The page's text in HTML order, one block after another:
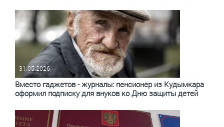
31.05.2026
Вместо гаджетов - журналы: пенсионер из Кудымкара
оформил подписку для внуков ко Дню защиты детей